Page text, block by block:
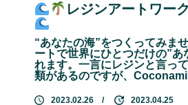
レジンアートワー
“あなたの海”をつくってみま
ートで世界にひとつだけの”あ
れます。一言にレジンと言っ
類があるのですが、
2023.02.26 2023.04.25